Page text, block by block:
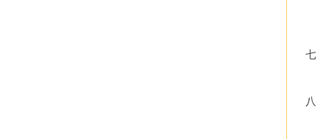
（
（
（
七
（
（
八
（
（